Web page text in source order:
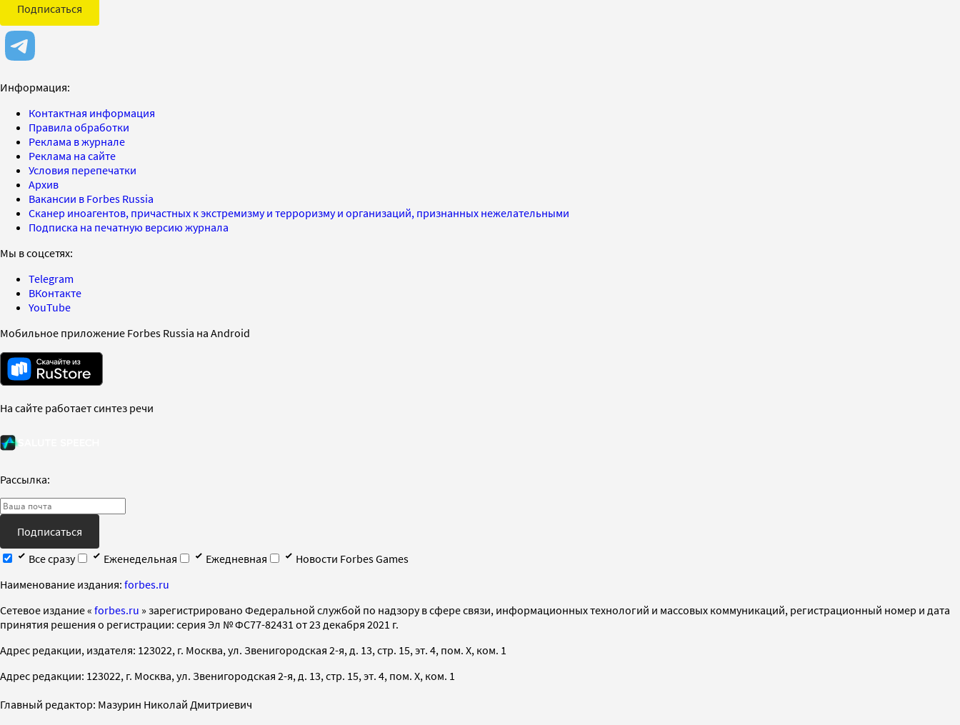
Подписаться
Информация:
Контактная информация
Правила обработки
Реклама в журнале
Реклама на сайте
Условия перепечатки
Архив
Вакансии в Forbes Russia
Сканер иноагентов, причастных к экстремизму и терроризму и организаций, признанных нежелательными
Подписка на печатную версию журнала
Мы в соцсетях:
Telegram
ВКонтакте
YouTube
Мобильное приложение Forbes Russia на Android
На сайте работает синтез речи
Рассылка:
Подписаться
Все сразу
Еженедельная Ежедневная
Новости Forbes Games
Наименование издания: forbes.ru
Cетевое издание « forbes.ru » зарегистрировано Федеральной службой по надзору в сфере связи, информационных технологий и массовых коммуникаций, регистрационный номер и дата
принятия решения о регистрации: серия Эл № ФС77-82431 от 23 декабря 2021 г.
Адрес редакции, издателя: 123022, г. Москва, ул. Звенигородская 2-я, д. 13, стр. 15, эт. 4, пом. X, ком. 1
Адрес редакции: 123022, г. Москва, ул. Звенигородская 2-я, д. 13, стр. 15, эт. 4, пом. X, ком. 1
Главный редактор: Мазурин Николай Дмитриевич